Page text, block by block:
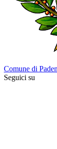
Comune di
Seguici su